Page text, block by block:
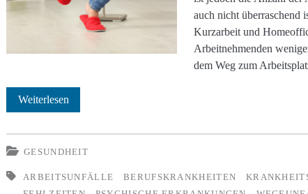
auch nicht überraschend
Kurzarbeit und
Arbeitnehmenden
dem Weg zum
Weiterlesen2020:
der
Arbeitsunfälle
GESUNDHEIT
ARBEITSUNFÄLLE BERUFSKRANKHEITEN